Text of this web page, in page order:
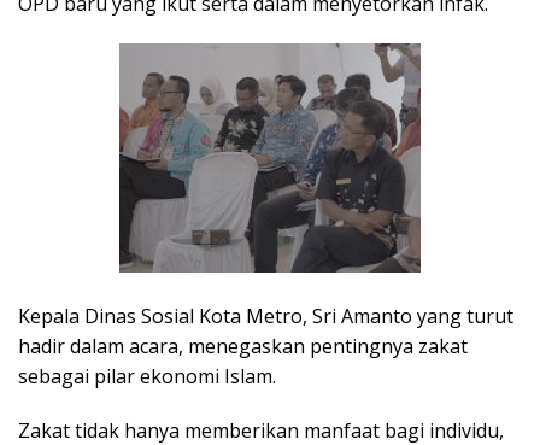
Kepala Dinas Sosial Kota Metro, Sri Amanto yang turut
hadir dalam acara, menegaskan pentingnya zakat
sebagai pilar ekonomi Islam.
Zakat tidak hanya memberikan manfaat bagi individu,